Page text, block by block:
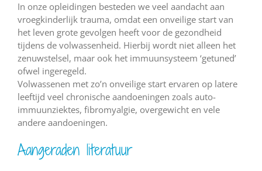
In onze opleidingen besteden we veel aandacht aan
vroegkinderlijk trauma, omdat een onveilige start van
het leven grote gevolgen heeft voor de gezondheid
tijdens de volwassenheid. Hierbij wordt niet alleen het
zenuwstelsel, maar ook het immuunsysteem ‘getuned’
ofwel ingeregeld.
Volwassenen met zo’n onveilige start ervaren op latere
leeftijd veel chronische aandoeningen zoals auto-
immuunziektes, fibromyalgie, overgewicht en vele
andere aandoeningen.
Aangeraden literatuur